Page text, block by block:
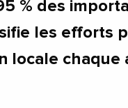
% des
les efforts
locale chaque